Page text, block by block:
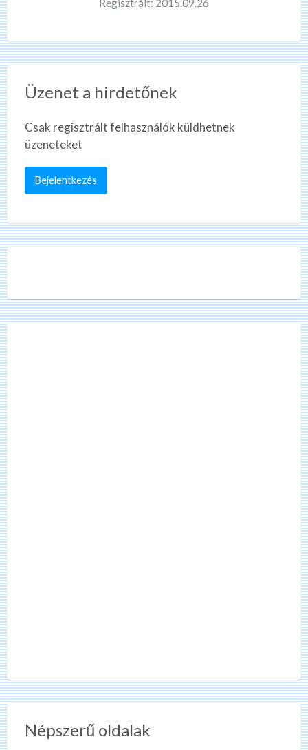
Regisztrált: 2015.09.26
Üzenet a hirdetőnek
Csak regisztrált felhasználók küldhetnek
üzeneteket
Bejelentkezés
Népszerű oldalak